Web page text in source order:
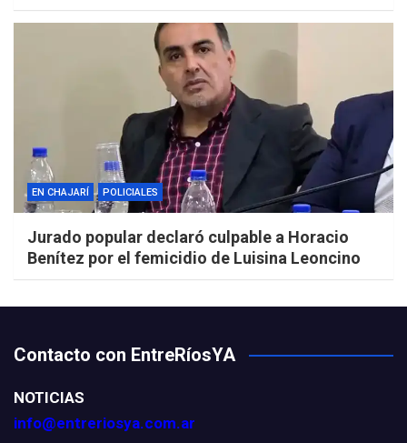
EN CHAJARÍ POLICIALES
Jurado popular declaró culpable a Horacio
Benítez por el femicidio de Luisina Leoncino
Contacto con EntreRíosYA
NOTICIAS
info@entreriosya.com.ar